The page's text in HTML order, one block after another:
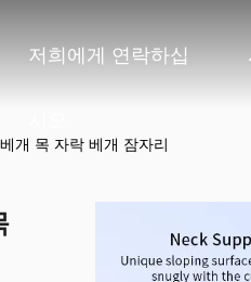
저희에게 연락하십
개 목 자락 베개 잠자리